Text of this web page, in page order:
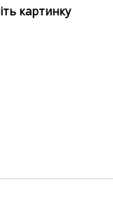
картинку